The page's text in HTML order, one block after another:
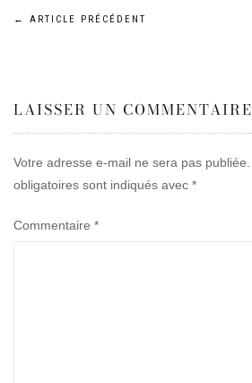
Navigation
l’article
← ARTICLE PRÉCÉDENT
LAISSER UN COMMENTAIRE
Votre adresse e-mail ne sera pas publiée.
obligatoires sont indiqués avec *
Commentaire *